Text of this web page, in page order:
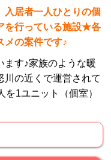
入居者一人ひとりの個
を行っている施設★各
メの案件です♪
ます♪家族のような暖
の近くで運営されて
1ユニット（個室）
をご提供しておりま
習慣や好みを尊重し、
立と生きがいを持っ